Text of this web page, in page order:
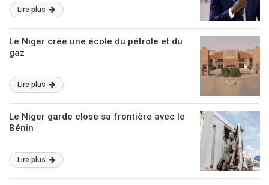
Lire plus
Le Niger crée une école du pétrole et du
gaz
Lire plus
Le Niger garde close sa frontière avec le
Bénin
Lire plus